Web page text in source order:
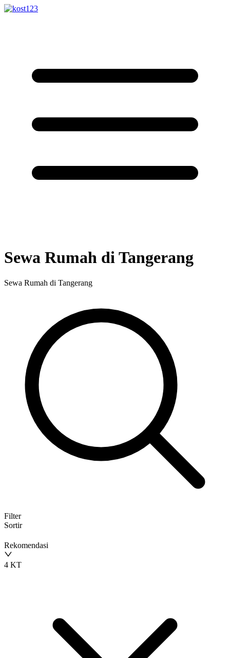
Sewa Rumah di Tangerang
Sewa Rumah di Tangerang
Filter
Sortir
Rekomendasi
4 KT